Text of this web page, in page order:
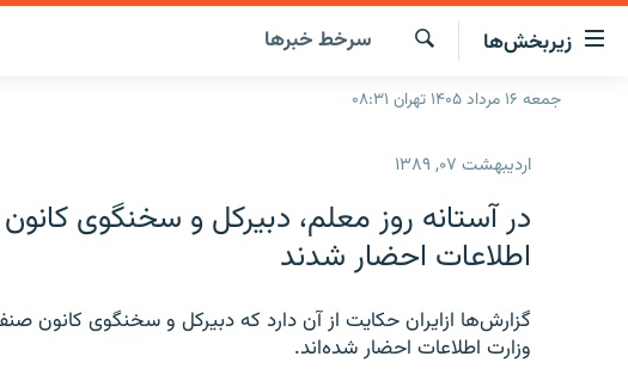
لینک‌های
قابلیت
دسترسی
زیربخش‌ها
صفحه اصلی
برنامه‌های رادیویی
فرکانس‌ها
چندرسانه‌ای
گزارش‌های تصویری
جستجو
سرخط‌ خبرها
جمعه ۱۶ مرداد ۱۴۰۵ تهران ۰۸:۳۱
اردیبهشت ۰۷, ۱۳۸۹
در آستانه روز معلم، دبيركل و سخنگوی
اطلاعات احضار شدند
گزارش‌ها ازايران حکایت از آن دارد كه دبيركل و سخنگوی كانون
وزارت اطلاعات احضار شده‌اند.